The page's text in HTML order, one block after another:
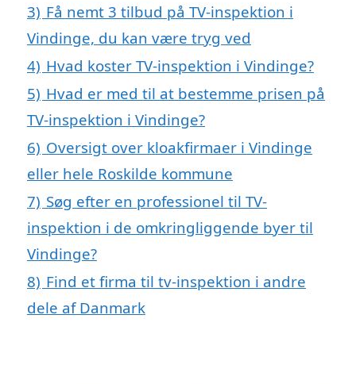
3) Få nemt 3 tilbud på TV-inspektion i
Vindinge, du kan være tryg ved
4) Hvad koster TV-inspektion i Vindinge?
5) Hvad er med til at bestemme prisen på
TV-inspektion i Vindinge?
6) Oversigt over kloakfirmaer i Vindinge
eller hele Roskilde kommune
7) Søg efter en professionel til TV-
inspektion i de omkringliggende byer til
Vindinge?
8) Find et firma til tv-inspektion i andre
dele af Danmark